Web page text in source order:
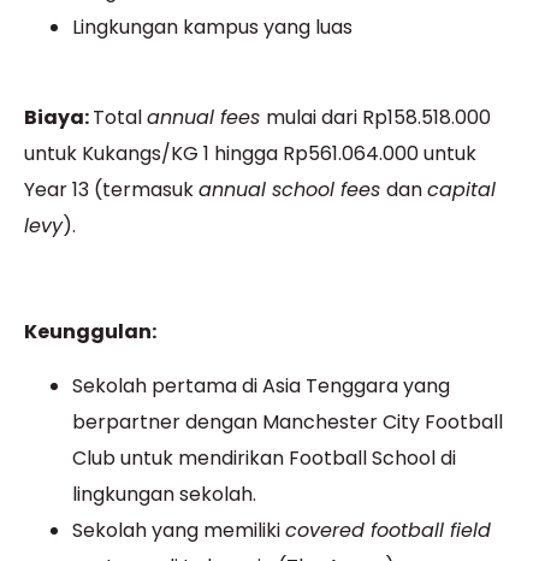
Lingkungan kampus yang luas
Biaya:Totalannual fees mulai dari Rp158.518.000
untuk Kukangs/KG 1 hingga Rp561.064.000 untuk
Year 13 (termasukannual school fees dancapital
levy).
Keunggulan:
Sekolah pertama di Asia Tenggara yang
berpartner dengan Manchester City Football
Club untuk mendirikan Football School di
lingkungan sekolah.
Sekolah yang memilikicovered football field